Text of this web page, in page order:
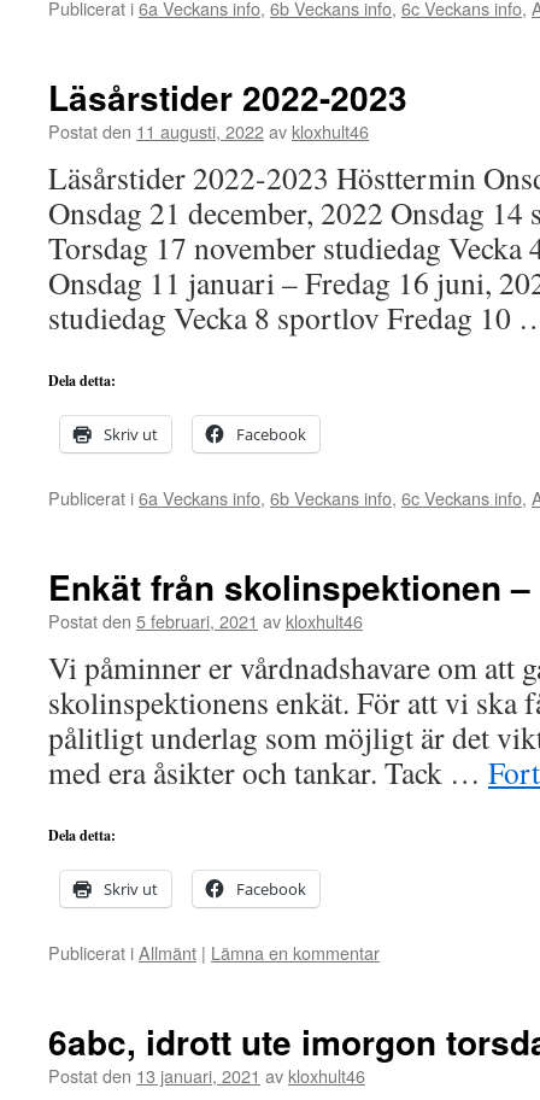
Publicerat i6a Veckans info, 6b Veckans info, 6c Veckans info,
Läsårstider 2022-2023
Postat den 11 augusti, 2022av kloxhult46
Läsårstider 2022-2023 Hösttermin
Onsdag 21 december, 2022 Onsdag 14
Torsdag 17 november studiedag
Onsdag 11 januari – Fredag 16 juni,
studiedag Vecka 8 sportlov Fredag
Dela detta:
Skriv ut Facebook
Publicerat i6a Veckans info, 6b Veckans info, 6c Veckans info,
Enkät från skolinspektionen
Postat den 5 februari, 2021 av kloxhult46
Vi påminner er vårdnadshavare om att
skolinspektionens enkät. För att vi ska
pålitligt underlag som möjligt är det
med era åsikter och tankar. Tack …
Dela detta:
Skriv ut Facebook
Publicerat iAllmänt | Lämna en kommentar
6abc, idrott ute imorgon
Postat den 13 januari, 2021 av kloxhult46